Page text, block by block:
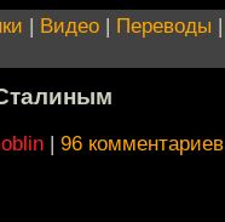
| Видео | Переводы |
| 96 комментариев